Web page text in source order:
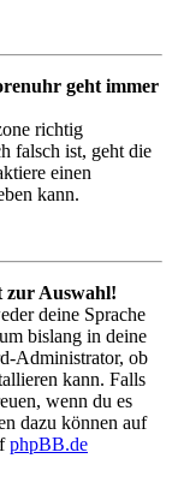
geht immer
richtig
falsch ist, geht die
einen
kann.
zur Auswahl!
deine Sprache
bislang in deine
Administrator, ob
kann. Falls
wenn du es
dazu können auf
phpBB.de